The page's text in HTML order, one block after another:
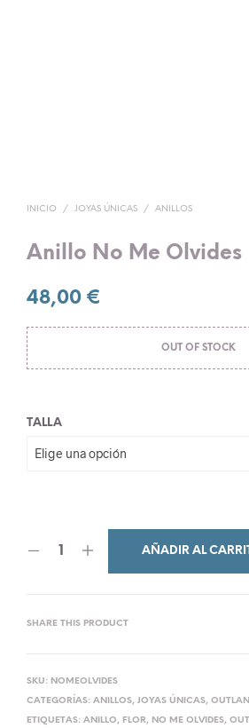
INICIO / JOYAS ÚNICAS / ANILLOS
Anillo No Me Olvides
48,00 €
OUT OF STOCK
TALLA
AÑADIR AL
SHARE THIS PRODUCT
SKU: NOMEOLVIDES
CATEGORÍAS: ANILLOS, JOYAS ÚNICAS,
ETIQUETAS: ANILLO, FLOR, NO ME OLVIDES,